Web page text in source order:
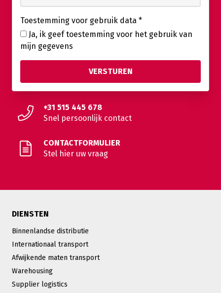
Toestemming voor gebruik data *
Ja, ik geef toestemming voor het gebruik van
mijn gegevens
+31 515 445 678
Snel persoonlijk contact
CONTACTFORMULIER
Stel hier uw vraag
DIENSTEN
Binnenlandse distributie
Internationaal transport
Afwijkende maten transport
Warehousing
Supplier logistics